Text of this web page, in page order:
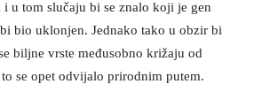
i u tom slučaju bi se znalo koji je gen
bio uklonjen. Jednako tako u obzir bi
biljne vrste međusobno križaju od
se opet odvijalo prirodnim putem.